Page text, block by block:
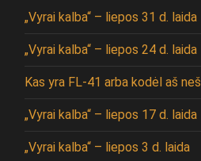
„Vyrai kalba“ – liepos 31 d. laida
„Vyrai kalba“ – liepos 24 d. laida
Kas yra FL-41 arba kodėl aš
„Vyrai kalba“ – liepos 17 d. laida
„Vyrai kalba“ – liepos 3 d. laida